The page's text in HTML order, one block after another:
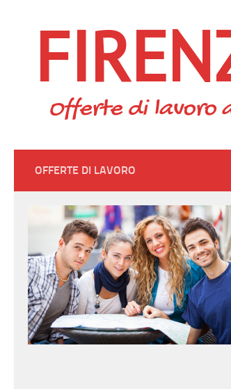
Offerte di lavoro
OFFERTE DI LAVORO